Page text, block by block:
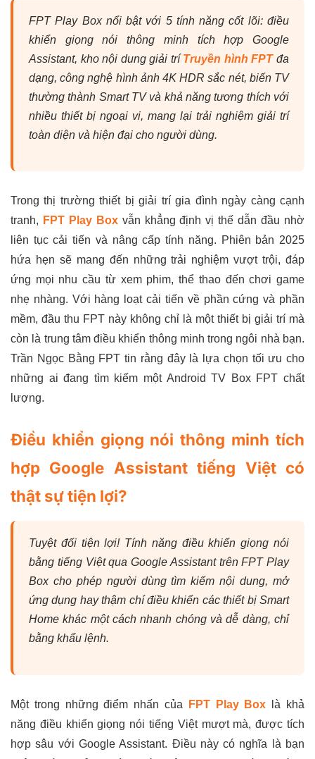
FPT Play Box nổi bật với 5 tính năng cốt lõi: điều
khiển giọng nói thông minh tích hợp Google
Assistant, kho nội dung giải trí Truyền hình FPTđa
dạng, công nghệ hình ảnh 4K HDR sắc nét, biến TV
thường thành Smart TV và khả năng tương thích với
nhiều thiết bị ngoại vi, mang lại trải nghiệm giải trí
toàn diện và hiện đại cho người dùng.
Trong thị trường thiết bị giải trí gia đình ngày càng cạnh
tranh, FPT Play Boxvẫn khẳng định vị thế dẫn đầu nhờ
liên tục cải tiến và nâng cấp tính năng. Phiên bản 2025
hứa hẹn sẽ mang đến những trải nghiệm vượt trội, đáp
ứng mọi nhu cầu từ xem phim, thể thao đến chơi game
nhẹ nhàng. Với hàng loạt cải tiến về phần cứng và phần
mềm, đầu thu FPT này không chỉ là một thiết bị giải trí mà
còn là trung tâm điều khiển thông minh trong ngôi nhà bạn.
Trần Ngọc Bằng FPT tin rằng đây là lựa chọn tối ưu cho
những ai đang tìm kiếm một Android TV Box FPT chất
lượng.
Điều khiển giọng nói thông minh tích
hợp Google Assistant tiếng Việt có
thật sự tiện lợi?
Tuyệt đối tiện lợi! Tính năng điều khiển giọng nói
bằng tiếng Việt qua Google Assistant trên FPT Play
Box cho phép người dùng tìm kiếm nội dung, mở
ứng dụng hay thậm chí điều khiển các thiết bị Smart
Home khác một cách nhanh chóng và dễ dàng, chỉ
bằng khẩu lệnh.
Một trong những điểm nhấn của FPT Play Box là khả
năng điều khiển giọng nói tiếng Việt mượt mà, được tích
hợp sâu với Google Assistant. Điều này có nghĩa là bạn